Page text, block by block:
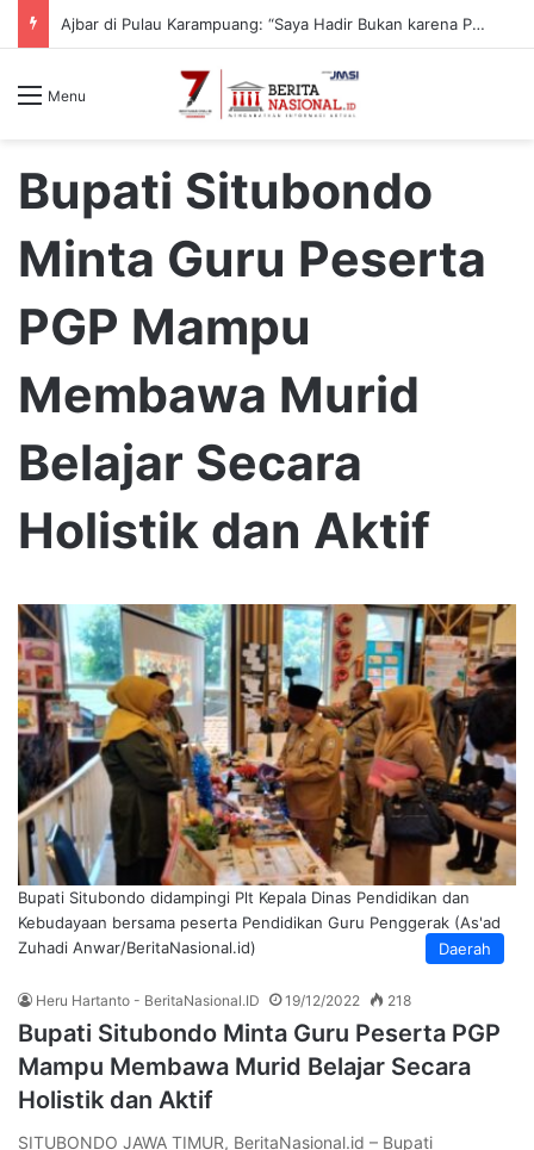
Ajbar di Pulau Karampuang: “Saya Hadir Bukan karena Pemilu, tapi karena Tanggung Jawab Moral”
Menu
Bupati Situbondo
Minta Guru Peserta
PGP Mampu
Membawa Murid
Belajar Secara
Holistik dan Aktif
Daerah
Bupati Situbondo didampingi Plt Kepala Dinas Pendidikan dan
Kebudayaan bersama peserta Pendidikan Guru Penggerak (As'ad
Zuhadi Anwar/BeritaNasional.id)
Heru Hartanto - BeritaNasional.ID 19/12/2022 218
Bupati Situbondo Minta Guru Peserta PGP
Mampu Membawa Murid Belajar Secara
Holistik dan Aktif
SITUBONDO JAWA TIMUR, BeritaNasional.id – Bupati